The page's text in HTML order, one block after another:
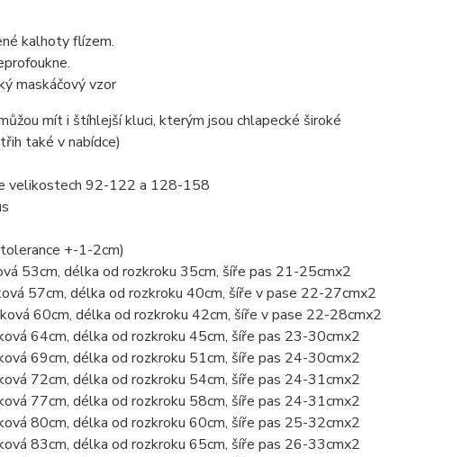
kalhoty flízem.
maskáčový vzor
mít i štíhlejší kluci, kterým jsou chlapecké široké
také v nabídce)
velikostech 92-122 a 128-158
+-1-2cm)
53cm, délka od rozkroku 35cm, šíře pas 21-25cmx2
57cm, délka od rozkroku 40cm, šíře v pase 22-27cmx2
60cm, délka od rozkroku 42cm, šíře v pase 22-28cmx2
64cm, délka od rozkroku 45cm, šíře pas 23-30cmx2
69cm, délka od rozkroku 51cm, šíře pas 24-30cmx2
72cm, délka od rozkroku 54cm, šíře pas 24-31cmx2
77cm, délka od rozkroku 58cm, šíře pas 24-31cmx2
80cm, délka od rozkroku 60cm, šíře pas 25-32cmx2
83cm, délka od rozkroku 65cm, šíře pas 26-33cmx2